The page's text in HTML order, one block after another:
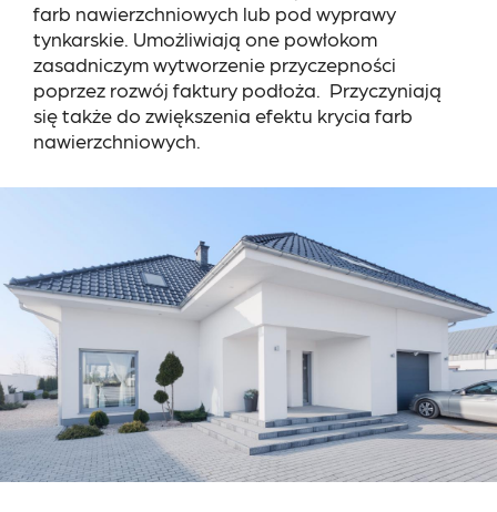
farb nawierzchniowych lub pod wyprawy
tynkarskie. Umożliwiają one powłokom
zasadniczym wytworzenie przyczepności
poprzez rozwój faktury podłoża. Przyczyniają
się także do zwiększenia efektu krycia farb
nawierzchniowych.